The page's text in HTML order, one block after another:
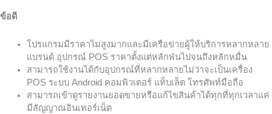
ข้อดี
โปรแกรมมีราคาไม่สูงมากและมีเครือข่ายผู้ให้บริการหลากหลาย
แบรนด์ อุปกรณ์ POS ราคาตั้งแต่หลักพันไปจนถึงหลักหมื่น
สามารถใช้งานได้กับอุปกรณ์ที่หลากหลายไม่ว่าจะเป็นเครื่อง
POS ระบบ Android คอมพิวเตอร์ แท็บเล็ต โทรศัพท์มือถือ
สามารถเข้าดูรายงานยอดขายหรือแก้ไขสินค้าได้ทุกที่ทุกเวลาแค่
มีสัญญาณอินเทอร์เน็ต